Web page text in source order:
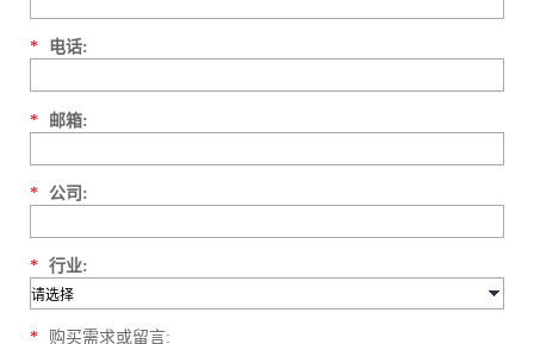
* 电话:
* 邮箱:
* 公司:
* 行业:
* 购买需求或留言: